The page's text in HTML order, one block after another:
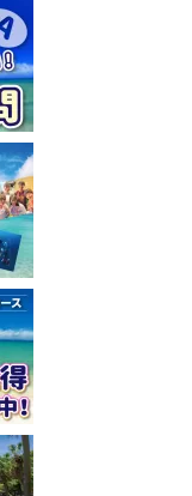
】
c
ーバダイビング